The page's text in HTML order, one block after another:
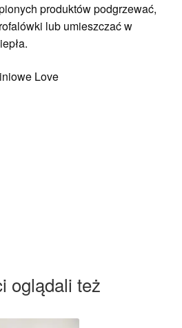
produktów podgrzewać,
lub umieszczać w
Love
oglądali też